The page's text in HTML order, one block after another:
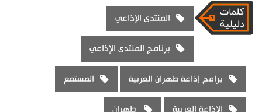
المنتدى الإذاعي
برنامج المنتدى الإذاعي
برامج إذاعة طهران العربية المستمع
الإذاعة العربية طهران